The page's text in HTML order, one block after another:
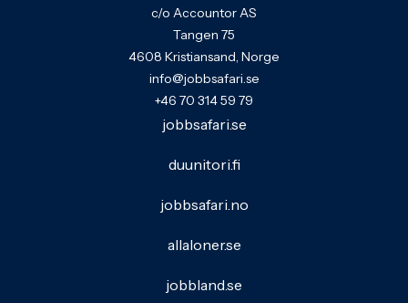
c/o Accountor AS
Tangen 75
4608 Kristiansand, Norge
info@jobbsafari.se
+46 70 314 59 79
jobbsafari.se
duunitori.fi
jobbsafari.no
allaloner.se
jobbland.se